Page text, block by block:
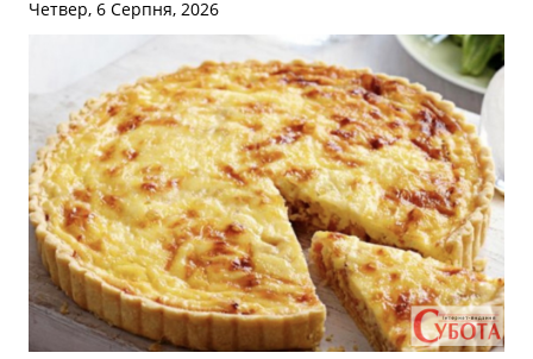
Четвер, 6 Серпня, 2026